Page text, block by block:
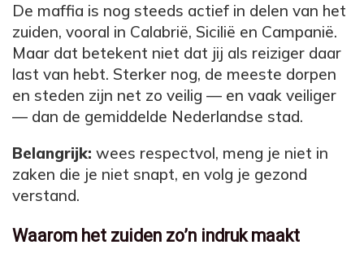
De maffia is nog steeds actief in delen van het
zuiden, vooral in Calabrië, Sicilië en Campanië.
Maar dat betekent niet dat jij als reiziger daar
last van hebt. Sterker nog, de meeste dorpen
en steden zijn net zo veilig — en vaak veiliger
— dan de gemiddelde Nederlandse stad.
Belangrijk: wees respectvol, meng je niet in
zaken die je niet snapt, en volg je gezond
verstand.
Waarom het zuiden zo’n indruk maakt